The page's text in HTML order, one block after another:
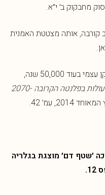
מחבקוק ב׳ י״א.
קורבה, אותה מצטטת האמנית
דב אור נר, מתוך פרוייקט: חיזוי דיוקן עצמי בעוד 50,000 שנה,
דב אור נר – פעולות בפלנטה הקרובה 2070-
עמ׳ 42.
ב12.10: התערוכה ׳שטף דם׳ מוצגת בגלריה